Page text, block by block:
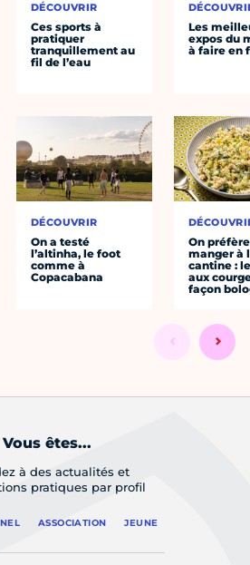
DÉCOUVRIR
Ces sports à
pratiquer
tranquillement au
fil de l’eau
DÉCOUVRIR
On a testé
l’altinha, le foot
comme à
Copacabana
Les
expos du
à faire en
On préfère
manger à
cantine :
aux
façon
Vous êtes...
à des actualités et
pratiques par profil
ASSOCIATION JEUNE